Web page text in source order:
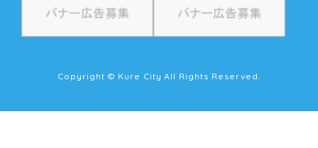
Copyright © Kure City All Rights Reserved.